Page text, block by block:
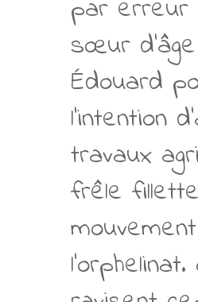
par erreur
sœur
Édouard
l'intention
travaux
frêle